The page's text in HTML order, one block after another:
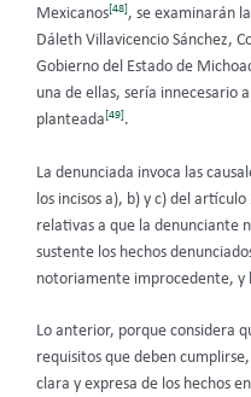
Mexicanos[48], se examinarán
Dáleth Villavicencio Sánchez,
Gobierno del Estado de
una de ellas, sería innecesario
planteada[49].
La denunciada invoca las
los incisos a), b) y c) del
relativas a que la denunciante
sustente los hechos
notoriamente improcedente, y
Lo anterior, porque considera
requisitos que deben
clara y expresa de los hechos